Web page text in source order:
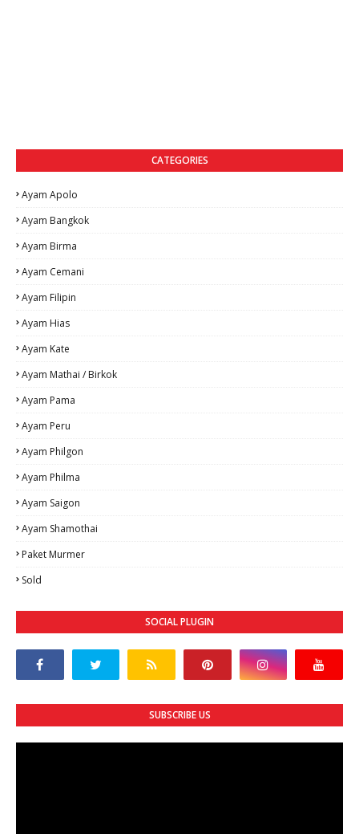
CATEGORIES
Ayam Apolo
Ayam Bangkok
Ayam Birma
Ayam Cemani
Ayam Filipin
Ayam Hias
Ayam Kate
Ayam Mathai / Birkok
Ayam Pama
Ayam Peru
Ayam Philgon
Ayam Philma
Ayam Saigon
Ayam Shamothai
Paket Murmer
Sold
SOCIAL PLUGIN
SUBSCRIBE US